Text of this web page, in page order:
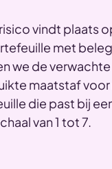
vindt plaats
met
we de
maatstaf
die past bij
van 1 tot 7.